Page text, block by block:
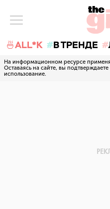
🍜ALL*K В ТРЕНДЕ
На информационном ресурсе
Оставаясь на сайте, вы подтверждаете
использование.